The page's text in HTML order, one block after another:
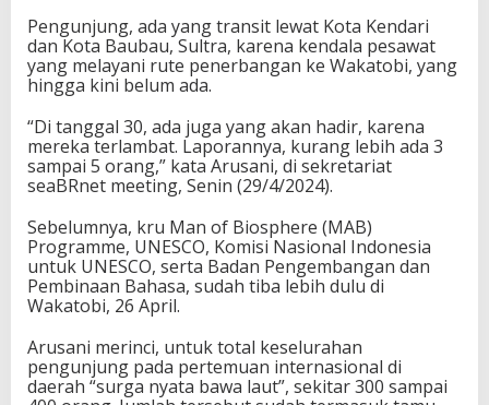
Pengunjung, ada yang transit lewat Kota Kendari
dan Kota Baubau, Sultra, karena kendala pesawat
yang melayani rute penerbangan ke Wakatobi, yang
hingga kini belum ada.
“Di tanggal 30, ada juga yang akan hadir, karena
mereka terlambat. Laporannya, kurang lebih ada 3
sampai 5 orang,” kata Arusani, di sekretariat
seaBRnet meeting, Senin (29/4/2024).
Sebelumnya, kru Man of Biosphere (MAB)
Programme, UNESCO, Komisi Nasional Indonesia
untuk UNESCO, serta Badan Pengembangan dan
Pembinaan Bahasa, sudah tiba lebih dulu di
Wakatobi, 26 April.
Arusani merinci, untuk total keselurahan
pengunjung pada pertemuan internasional di
daerah “surga nyata bawa laut”, sekitar 300 sampai